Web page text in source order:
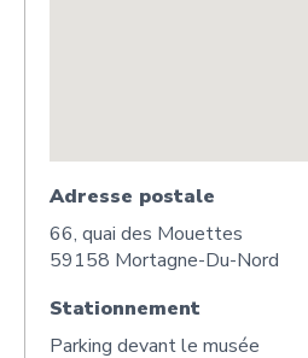
Adresse postale
66, quai des Mouettes
59158 Mortagne-Du-Nord
Stationnement
Parking devant le musée